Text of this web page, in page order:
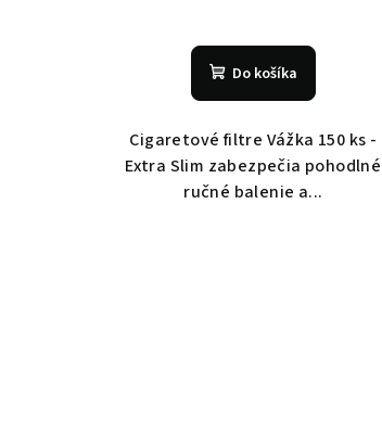
Do košíka
Cigaretové filtre Vážka 150 ks -
Extra Slim zabezpečia pohodlné
ručné balenie a...